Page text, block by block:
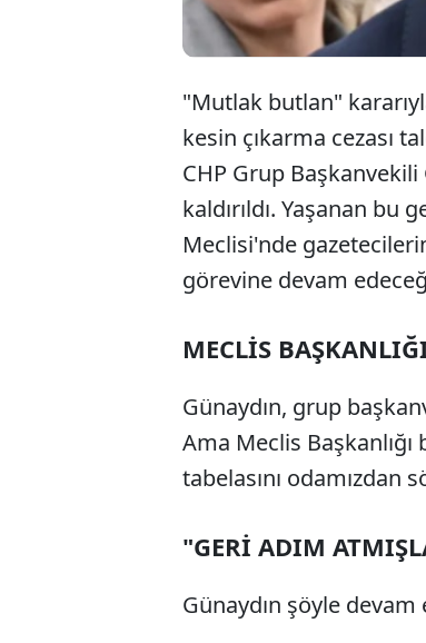
"Mutlak butlan"
kesin çıkarma cezası
CHP Grup
kaldırıldı. Yaşanan bu
Meclisi'nde
görevine devam
MECLİS
Günaydın, grup
Ama Meclis Başkanlığı
tabelasını odamızdan
"GERİ ADIM
Günaydın şöyle devam